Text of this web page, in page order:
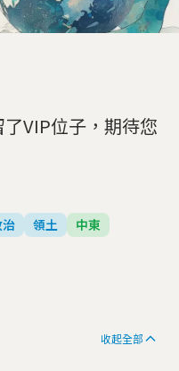
VIP位子，期待您
領土 中東
收起全部